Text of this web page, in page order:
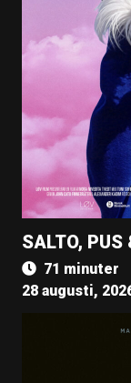
SALTO,
71 minuter
28 augusti,